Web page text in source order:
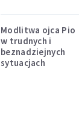
Modlitwa ojca Pio
w trudnych i
beznadziejnych
sytuacjach